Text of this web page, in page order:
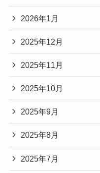
2026年1月
2025年12月
2025年11月
2025年10月
2025年9月
2025年8月
2025年7月